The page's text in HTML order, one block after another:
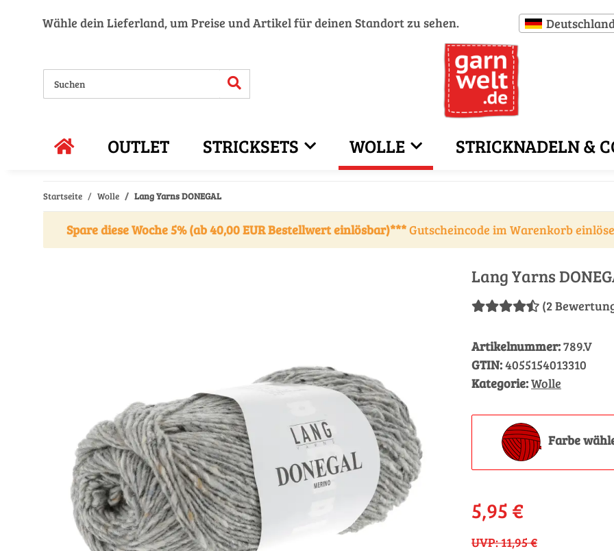
Wähle dein Lieferland, um Preise und Artikel für deinen Standort zu sehen.
OUTLET STRICKSETS WOLLE STRICKNADELN &
Startseite Wolle Lang Yarns DONEGAL
Spare diese Woche 5% (ab 40,00 EUR Bestellwert einlösbar)***Gutscheincode im Warenkorb
Lang Yarns
(2
Artikelnummer:789.V
GTIN:4055154013310
Kategorie:Wolle
Farbe
5,95 €
UVP:11,95 €